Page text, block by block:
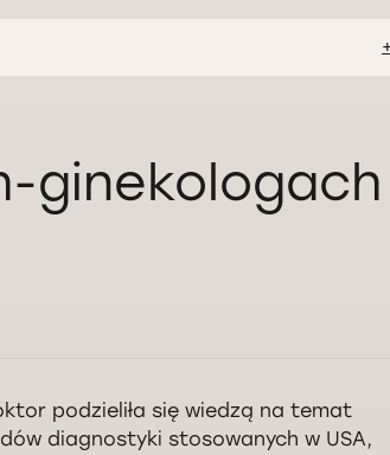
podzieliła się wiedzą na temat
diagnostyki stosowanych w USA,